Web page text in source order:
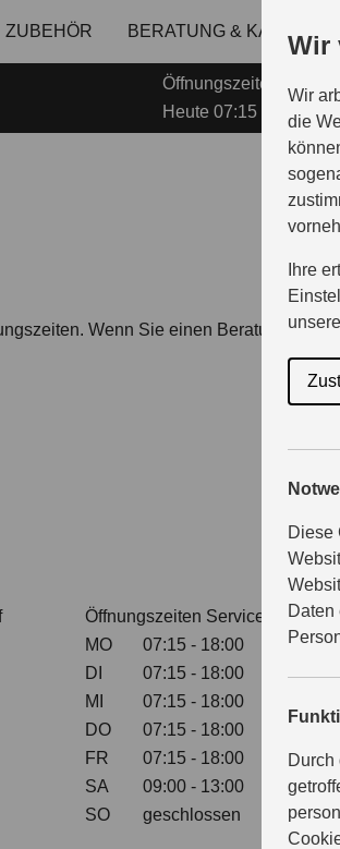
Wir
Wir
die
Ihre
Diese
Daten
Durch
ZUBEHÖR BERATUNG & KAUF
Öffnungszeiten Service:
Heute 07:15 - 18:00
Wenn Sie einen
Öffnungszeiten Service
MO
07:15 - 18:00
DI
07:15 - 18:00
MI
07:15 - 18:00
DO
07:15 - 18:00
FR
07:15 - 18:00
SA
09:00 - 13:00
SO
geschlossen